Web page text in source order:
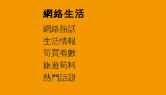
網絡生活
網絡熱話
生活情報
筍買着數
旅遊筍料
熱門話題